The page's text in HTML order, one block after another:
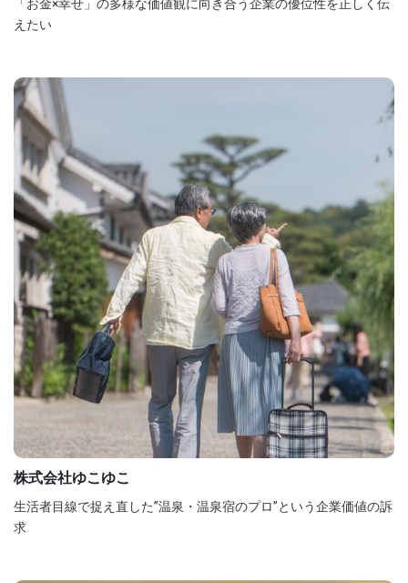
「お金×幸せ」の多様な価値観に向き合う企業の優位性を正しく伝
えたい
株式会社ゆこゆこ
生活者目線で捉え直した”温泉・温泉宿のプロ”という企業価値の訴
求